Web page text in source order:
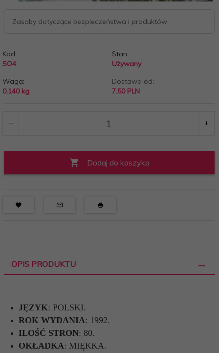
Zasoby dotyczące bezpieczeństwa i produktów
Kod:
SO4
Stan:
Używany
Waga:
0.140 kg
Dostawa od:
7.50 PLN
Dodaj do koszyka
OPIS PRODUKTU
JĘZYK: POLSKI.
ROK WYDANIA: 1992.
ILOŚĆ STRON: 80.
OKŁADKA: MIĘKKA.